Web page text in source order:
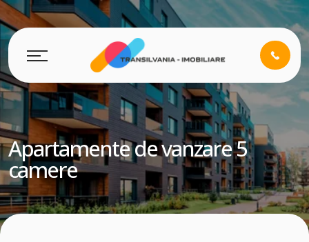
Apartamente de vanzare 5
camere